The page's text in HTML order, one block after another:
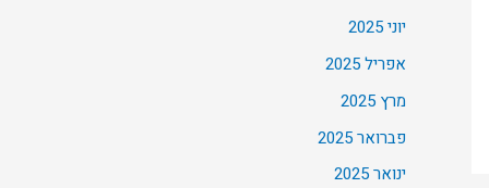
יוני 2025
אפריל 2025
מרץ 2025
פברואר 2025
ינואר 2025